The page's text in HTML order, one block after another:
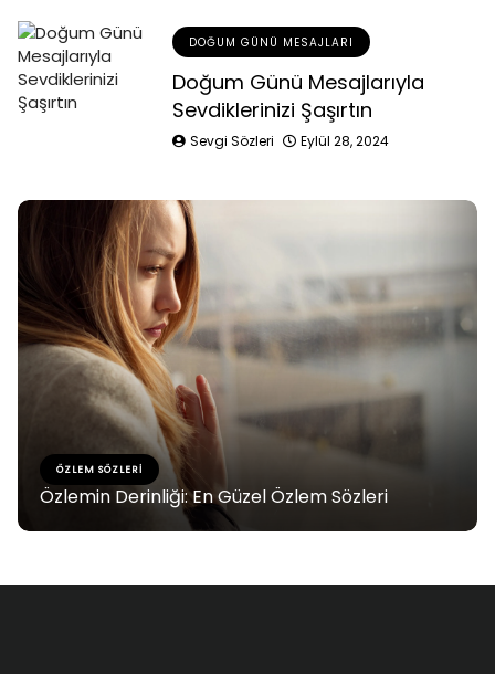
DOĞUM GÜNÜ MESAJLARI
Doğum Günü Mesajlarıyla
Sevdiklerinizi Şaşırtın
Sevgi Sözleri Eylül 28, 2024
ÖZLEM SÖZLERI
Özlemin Derinliği: En Güzel Özlem Sözleri